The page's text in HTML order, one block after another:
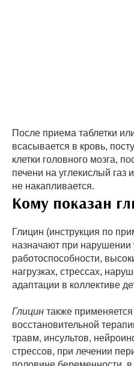
После приема таблетки
всасывается в кровь,
клетки головного мозга,
печени на углекислый газ
не накапливается.
Кому показан
Глицин (инструкция по
назначают при нарушении
работоспособности,
нагрузках, стрессах,
адаптации в коллективе
Глицин также
восстановительной
травм, инсультов,
стрессов, при лечении